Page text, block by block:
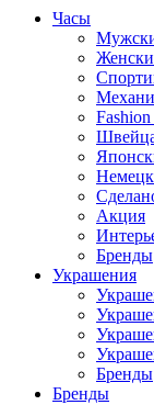
Часы
Акция
Бренды
Украшения
Бренды
Бренды